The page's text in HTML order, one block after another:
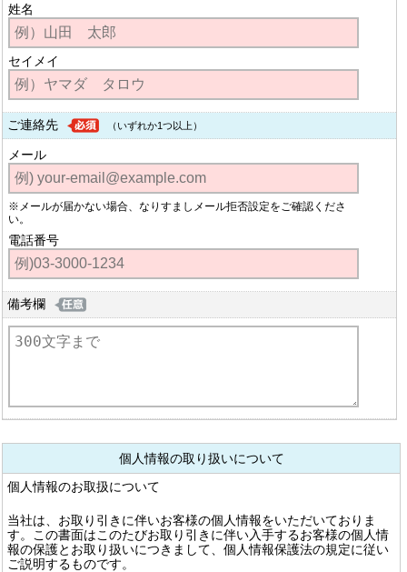
姓名
セイメイ
ご連絡先 （いずれか1つ以上）
メール
※メールが届かない場合、なりすましメール拒否設定をご確認くださ
い。
電話番号
備考欄
個人情報の取り扱いについて
個人情報のお取扱について
当社は、お取り引きに伴いお客様の個人情報をいただいておりま
す。この書面はこのたびお取り引きに伴い入手するお客様の個人情
報の保護とお取り扱いにつきまして、個人情報保護法の規定に従い
ご説明するものです。